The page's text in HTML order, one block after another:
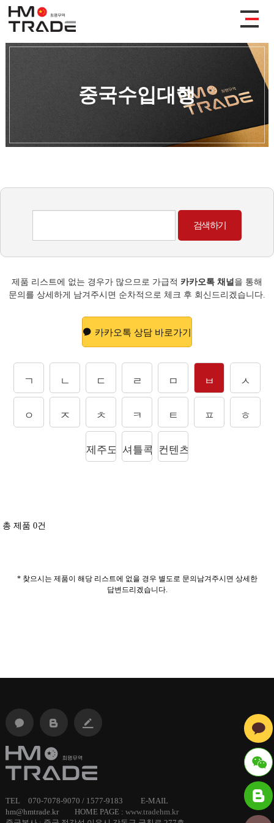
ID :
중국수입대행
제품 리스트에 없는 경우가 많으므로 가급적 카카오톡 채널 을 통해
문의를 상세하게 남겨주시면 순차적으로 체크 후 회신드리겠습니다.
카카오톡 상담 바로가기
ㄱ ㄴ ㄷ ㄹ ㅁ ㅂ ㅅ
ㅇ ㅈ ㅊ ㅋ ㅌ ㅍ ㅎ
제주도상품셔틀콕 컨텐츠
총 제품 0건
* 찾으시는 제품이 해당 리스트에 없을 경우 별도로 문의남겨주시면 상세한
답변드리겠습니다.
TEL 070-7078-9070 / 1577-9183 E-MAIL
hm@hmtrade.kr HOME PAGE : www.tradehm.kr